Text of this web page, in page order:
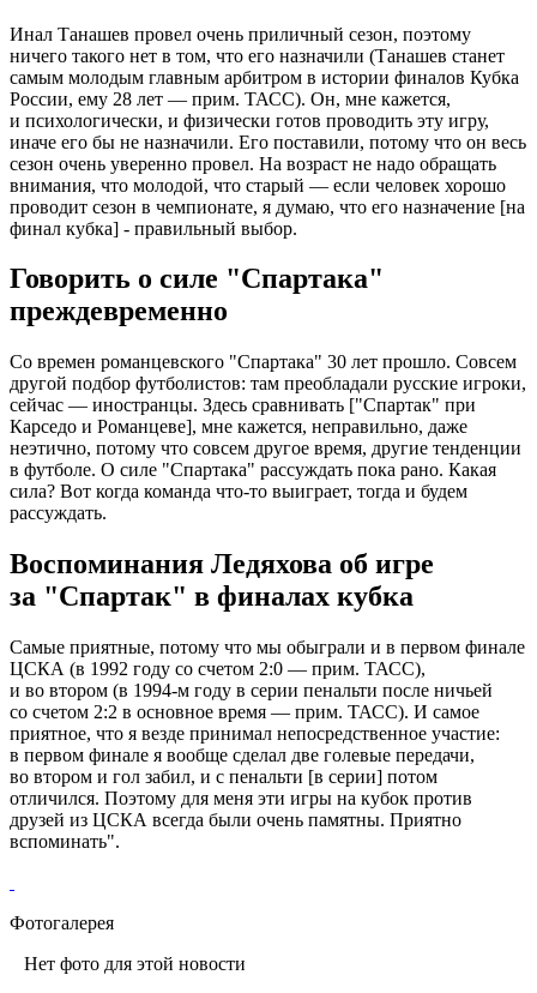
Инал Танашев провел очень приличный сезон, поэтому
ничего такого нет в том, что его назначили (Танашев станет
самым молодым главным арбитром в истории финалов Кубка
России, ему 28 лет — прим. ТАСС). Он, мне кажется,
и психологически, и физически готов проводить эту игру,
иначе его бы не назначили. Его поставили, потому что он весь
сезон очень уверенно провел. На возраст не надо обращать
внимания, что молодой, что старый — если человек хорошо
проводит сезон в чемпионате, я думаю, что его назначение [на
финал кубка] - правильный выбор.
Говорить о силе "Спартака"
преждевременно
Со времен романцевского "Спартака" 30 лет прошло. Совсем
другой подбор футболистов: там преобладали русские игроки,
сейчас — иностранцы. Здесь сравнивать ["Спартак" при
Карседо и Романцеве], мне кажется, неправильно, даже
неэтично, потому что совсем другое время, другие тенденции
в футболе. О силе "Спартака" рассуждать пока рано. Какая
сила? Вот когда команда что-то выиграет, тогда и будем
рассуждать.
Воспоминания Ледяхова об игре
за "Спартак" в финалах кубка
Самые приятные, потому что мы обыграли и в первом финале
ЦСКА (в 1992 году со счетом 2:0 — прим. ТАСС),
и во втором (в 1994-м году в серии пенальти после ничьей
со счетом 2:2 в основное время — прим. ТАСС). И самое
приятное, что я везде принимал непосредственное участие:
в первом финале я вообще сделал две голевые передачи,
во втором и гол забил, и с пенальти [в серии] потом
отличился. Поэтому для меня эти игры на кубок против
друзей из ЦСКА всегда были очень памятны. Приятно
вспоминать".
Фотогалерея
Нет фото для этой новости